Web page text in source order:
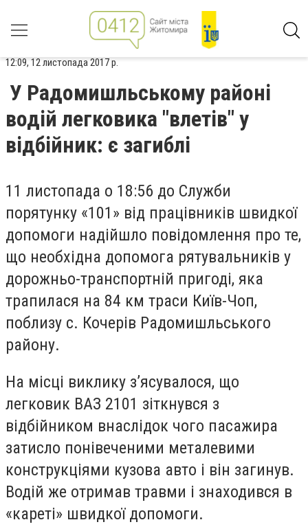
12:09, 12 листопада 2017 р.
У Радомишльському районі
водій легковика "влетів" у
відбійник: є загиблі
11 листопада о 18:56 до Служби
порятунку «101» від працівників швидкої
допомоги надійшло повідомлення про те,
що необхідна допомога рятувальників у
дорожньо-транспортній пригоді, яка
трапилася на 84 км траси Київ-Чоп,
поблизу с. Кочерів Радомишльського
району.
На місці виклику з’ясувалося, що
легковик ВАЗ 2101 зіткнувся з
відбійником внаслідок чого пасажира
затисло понівеченими металевими
конструкціями кузова авто і він загинув.
Водій же отримав травми і знаходився в
«кареті» швидкої допомоги.